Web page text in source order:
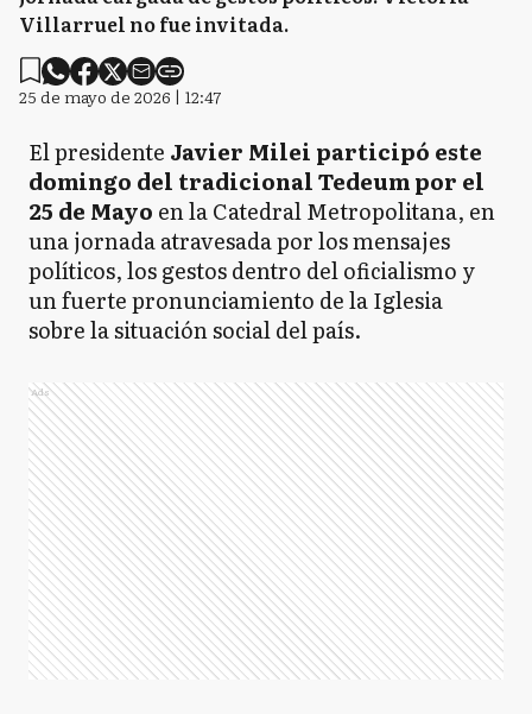
Villarruel no fue invitada.
25 de mayo de 2026 | 12:47
El presidente Javier Milei participó este
domingo del tradicional Tedeum por el
25 de Mayo en la Catedral Metropolitana, en
una jornada atravesada por los mensajes
políticos, los gestos dentro del oficialismo y
un fuerte pronunciamiento de la Iglesia
sobre la situación social del país.
Ads